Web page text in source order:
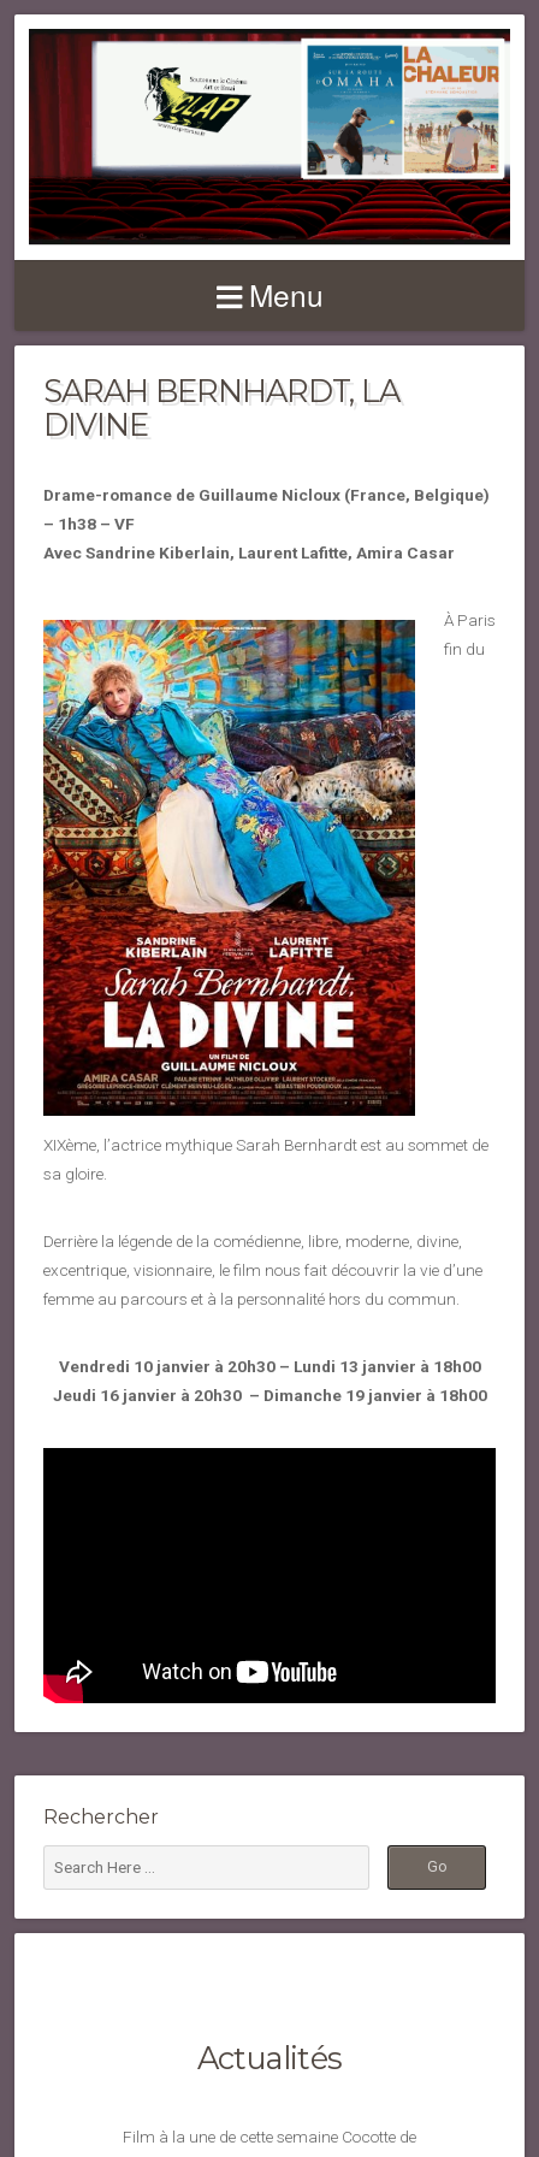
Menu
SARAH BERNHARDT, LA
DIVINE
Drame-romance de Guillaume Nicloux (France, Belgique)
– 1h38 – VF
Avec Sandrine Kiberlain, Laurent Lafitte, Amira Casar
À Paris
fin du
XIXème, l’actrice mythique Sarah Bernhardt est au sommet de
sa gloire.
Derrière la légende de la comédienne, libre, moderne, divine,
excentrique, visionnaire, le film nous fait découvrir la vie d’une
femme au parcours et à la personnalité hors du commun.
Vendredi 10 janvier à 20h30 – Lundi 13 janvier à 18h00
Jeudi 16 janvier à 20h30 – Dimanche 19 janvier à 18h00
Rechercher
Actualités
Film à la une de cette semaine Cocotte de